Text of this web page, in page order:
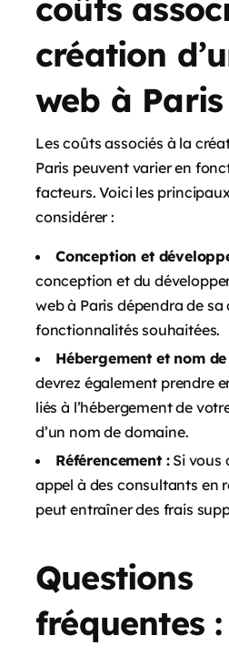
coûts
création
web à Paris
Les coûts associés à la
Paris peuvent varier en
facteurs. Voici les
considérer :
Conception et
conception et du
web à Paris dépendra de
fonctionnalités souhaitées.
Hébergement et nom
devrez également prendre
liés à l’hébergement de
d’un nom de domaine.
Référencement :Si vous
appel à des consultants en
peut entraîner des frais
Questions
fréquentes :